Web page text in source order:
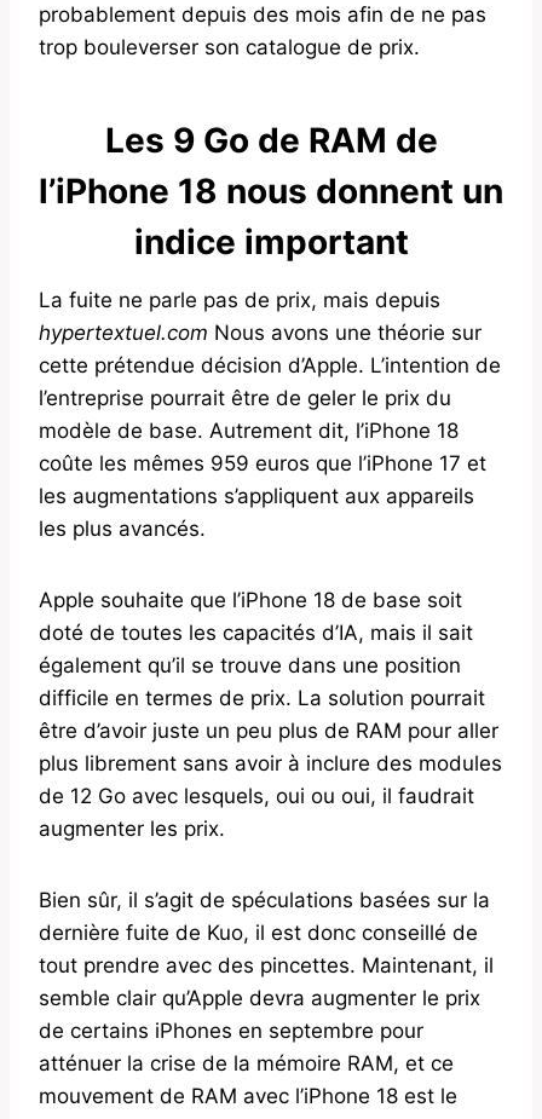
probablement depuis des mois afin de ne pas
trop bouleverser son catalogue de prix.
Les 9 Go de RAM de
l’iPhone 18 nous donnent un
indice important
La fuite ne parle pas de prix, mais depuis
hypertextuel.com Nous avons une théorie sur
cette prétendue décision d’Apple. L’intention de
l’entreprise pourrait être de geler le prix du
modèle de base. Autrement dit, l’iPhone 18
coûte les mêmes 959 euros que l’iPhone 17 et
les augmentations s’appliquent aux appareils
les plus avancés.
Apple souhaite que l’iPhone 18 de base soit
doté de toutes les capacités d’IA, mais il sait
également qu’il se trouve dans une position
difficile en termes de prix. La solution pourrait
être d’avoir juste un peu plus de RAM pour aller
plus librement sans avoir à inclure des modules
de 12 Go avec lesquels, oui ou oui, il faudrait
augmenter les prix.
Bien sûr, il s’agit de spéculations basées sur la
dernière fuite de Kuo, il est donc conseillé de
tout prendre avec des pincettes. Maintenant, il
semble clair qu’Apple devra augmenter le prix
de certains iPhones en septembre pour
atténuer la crise de la mémoire RAM, et ce
mouvement de RAM avec l’iPhone 18 est le